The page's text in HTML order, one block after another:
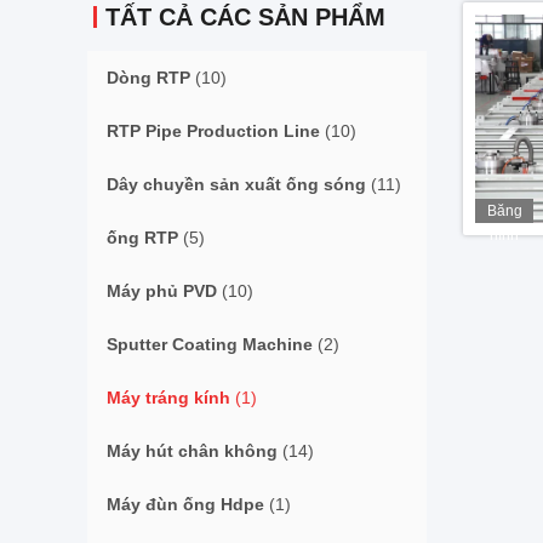
TẤT CẢ CÁC SẢN PHẨM
Dòng RTP (10)
RTP Pipe Production Line (10)
Dây chuyền sản xuất ống sóng (11)
ống RTP (5)
Máy phủ PVD (10)
Sputter Coating Machine (2)
Máy tráng kính (1)
Máy hút chân không (14)
Máy đùn ống Hdpe (1)
Băng
hình